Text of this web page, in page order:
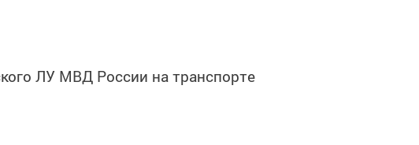
ЛУ МВД России на транспорте